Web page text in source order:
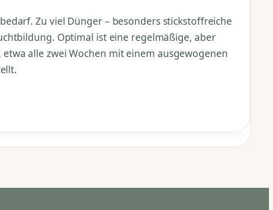
Zu viel Dünger – besonders stickstoffreiche
Optimal ist eine regelmäßige, aber
alle zwei Wochen mit einem ausgewogenen